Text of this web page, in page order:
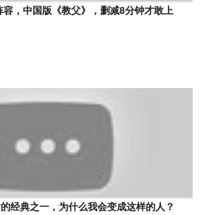
容，中国版《教父》，删减8分钟才敢上
经典之一，为什么我会变成这样的人？